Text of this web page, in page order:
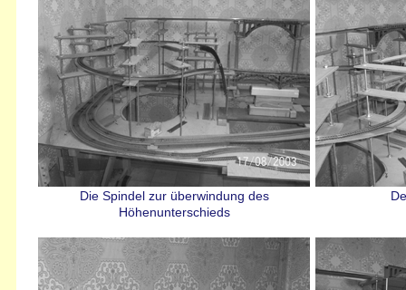
Die Spindel zur überwindung des
Höhenunterschieds